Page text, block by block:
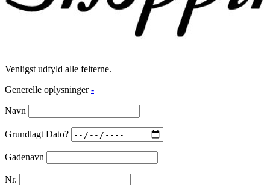
Venligst udfyld alle felterne.
Generelle oplysninger -
Navn
Grundlagt Dato?
Gadenavn
Nr.